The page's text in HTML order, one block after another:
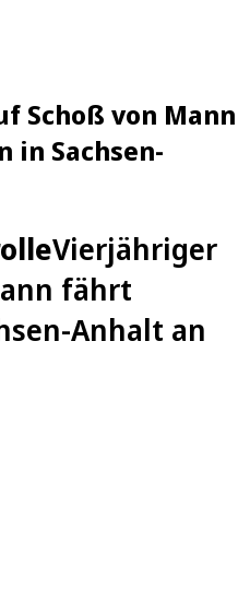
Schoß von Mann
in Sachsen-
Vierjähriger
fährt
Anhalt an